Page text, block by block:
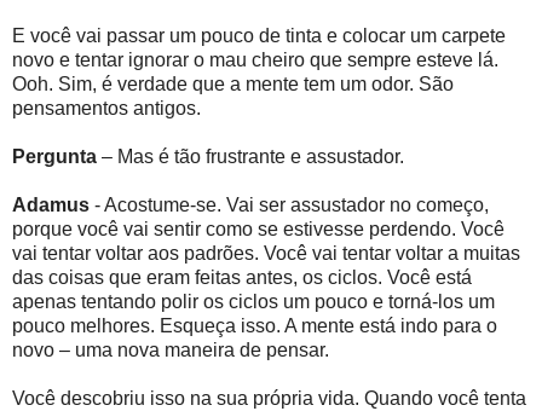
E você vai passar um pouco de tinta e colocar um carpete
novo e tentar ignorar o mau cheiro que sempre esteve lá.
Ooh. Sim, é verdade que a mente tem um odor. São
pensamentos antigos.
Pergunta – Mas é tão frustrante e assustador.
Adamus - Acostume-se. Vai ser assustador no começo,
porque você vai sentir como se estivesse perdendo. Você
vai tentar voltar aos padrões. Você vai tentar voltar a muitas
das coisas que eram feitas antes, os ciclos. Você está
apenas tentando polir os ciclos um pouco e torná-los um
pouco melhores. Esqueça isso. A mente está indo para o
novo – uma nova maneira de pensar.
Você descobriu isso na sua própria vida. Quando você tenta